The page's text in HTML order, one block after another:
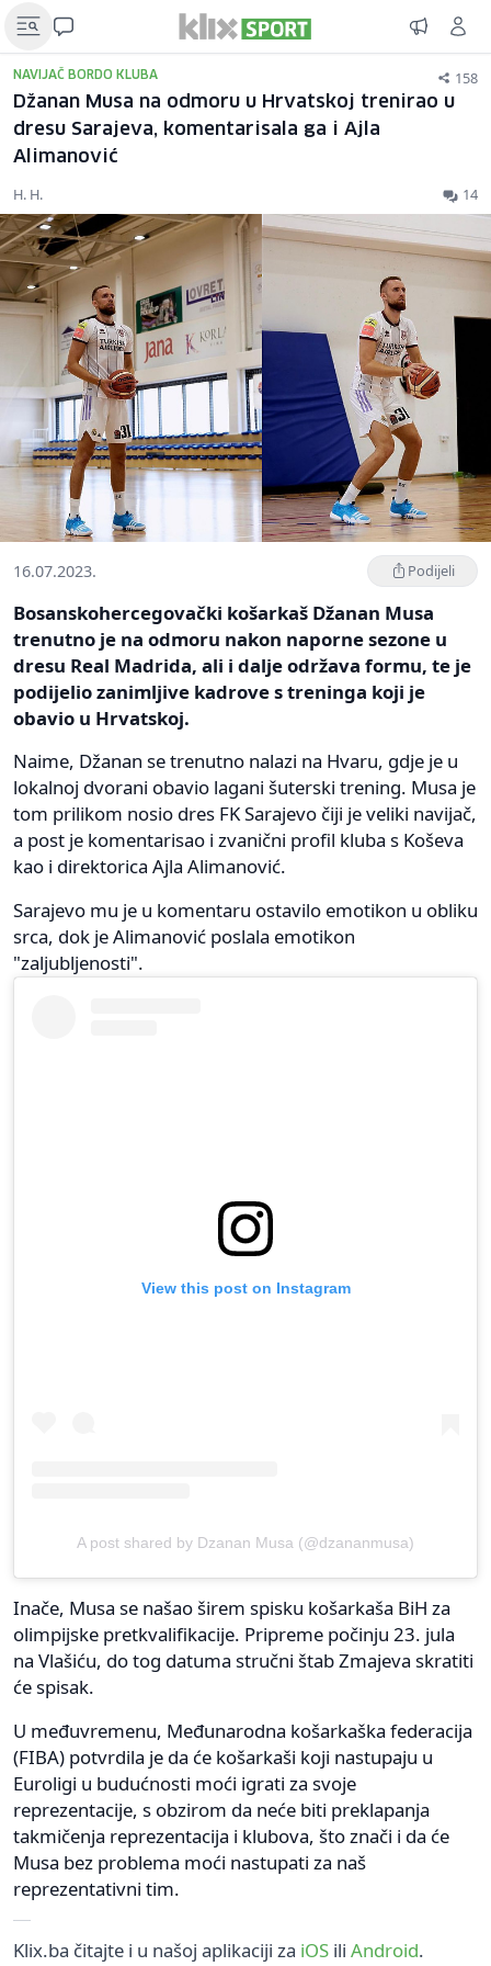
NAVIJAČ BORDO KLUBA 158
Džanan Musa na odmoru u Hrvatskoj trenirao u
dresu Sarajeva, komentarisala ga i Ajla
Alimanović
H. H. 14
16.07.2023. Podijeli
Bosanskohercegovački košarkaš Džanan Musa
trenutno je na odmoru nakon naporne sezone u
dresu Real Madrida, ali i dalje održava formu, te je
podijelio zanimljive kadrove s treninga koji je
obavio u Hrvatskoj.
Naime, Džanan se trenutno nalazi na Hvaru, gdje je u
lokalnoj dvorani obavio lagani šuterski trening. Musa je
tom prilikom nosio dres FK Sarajevo čiji je veliki navijač,
a post je komentarisao i zvanični profil kluba s Koševa
kao i direktorica Ajla Alimanović.
Sarajevo mu je u komentaru ostavilo emotikon u obliku
srca, dok je Alimanović poslala emotikon
"zaljubljenosti".
View this post on Instagram
A post shared by Dzanan Musa (@dzananmusa)
Inače, Musa se našao širem spisku košarkaša BiH za
olimpijske pretkvalifikacije. Pripreme počinju 23. jula
na Vlašiću, do tog datuma stručni štab Zmajeva skratiti
će spisak.
U međuvremenu, Međunarodna košarkaška federacija
(FIBA) potvrdila je da će košarkaši koji nastupaju u
Euroligi u budućnosti moći igrati za svoje
reprezentacije, s obzirom da neće biti preklapanja
takmičenja reprezentacija i klubova, što znači i da će
Musa bez problema moći nastupati za naš
reprezentativni tim.
Klix.ba čitajte i u našoj aplikaciji za iOS ili Android.